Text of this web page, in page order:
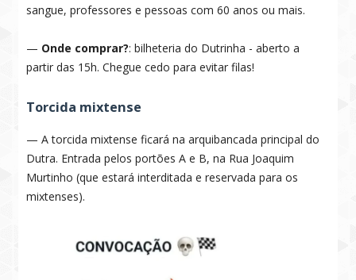
sangue, professores e pessoas com 60 anos ou mais.
— Onde comprar?: bilheteria do Dutrinha - aberto a
partir das 15h. Chegue cedo para evitar filas!
Torcida mixtense
— A torcida mixtense ficará na arquibancada principal do
Dutra. Entrada pelos portões A e B, na Rua Joaquim
Murtinho (que estará interditada e reservada para os
mixtenses).